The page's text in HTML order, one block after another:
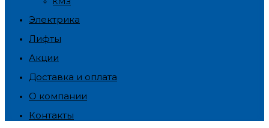
Электрика
Лифты
Акции
Доставка и оплата
О компании
Контакты